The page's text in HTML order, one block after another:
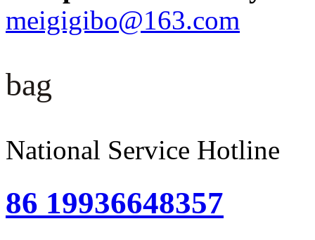
meigigibo@163.com
bag
National Service Hotline
86 19936648357